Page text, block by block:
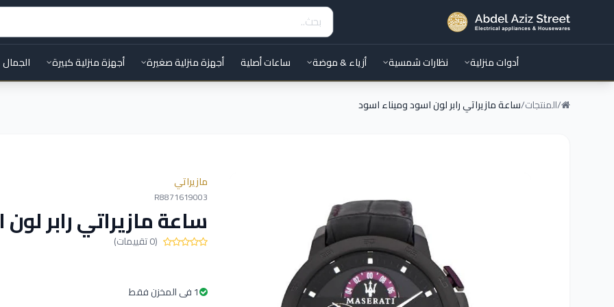
أدوات منزلية نظارات شمسية أزياء & موضة ساعات أصلية أجهزة منزلية صغيرة أجهزة منزلية كبيرة
/المنتجات/ساعة مازيراتي رابر لون اسود وميناء اسود
مازيراتي
R8871619003
ساعة مازيراتي رابر
(0 تقييمات)
1 فى المخزن فقط